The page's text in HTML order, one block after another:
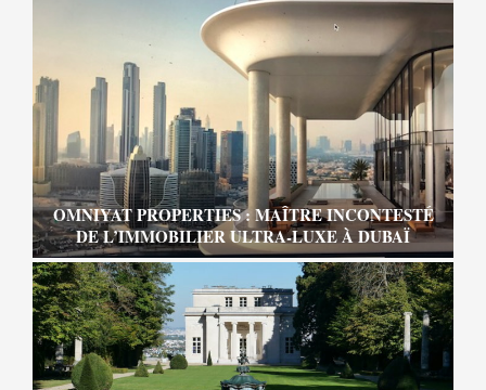
OMNIYAT PROPERTIES : MAÎTRE INCONTESTÉ
DE L’IMMOBILIER ULTRA-LUXE À DUBAÏ